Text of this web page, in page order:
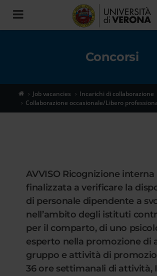
Toggle
navigation
Concorsi
Job vacancies
Incarichi di collaborazione
Collaborazione occasionale/Libero
AVVISO Ricognizione interna
finalizzata a verificare la
di personale dipendente a
nell’ambito degli istituti
per il comparto, di uno
esperto nella promozione di
gruppo e attività di
36 ore settimanali di attività,